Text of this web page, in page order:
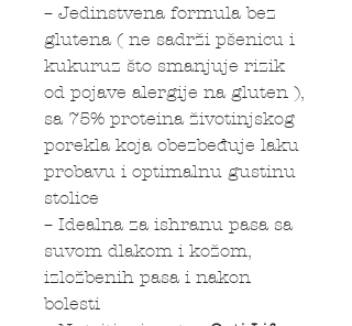
– Jedinstvena formula bez
glutena ( ne sadrži pšenicu i
kukuruz što smanjuje rizik
od pojave alergije na gluten ),
sa 75% proteina životinjskog
porekla koja obezbeđuje laku
probavu i optimalnu gustinu
stolice
– Idealna za ishranu pasa sa
suvom dlakom i kožom,
izložbenih pasa i nakon
bolesti